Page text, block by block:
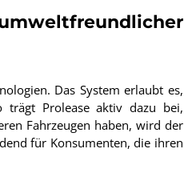
Das System erlaubt es,
trägt Prolease aktiv dazu bei,
Fahrzeugen haben, wird der
für Konsumenten, die ihren